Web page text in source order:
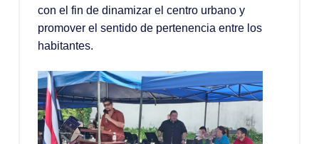
con el fin de dinamizar el centro urbano y
promover el sentido de pertenencia entre los
habitantes.